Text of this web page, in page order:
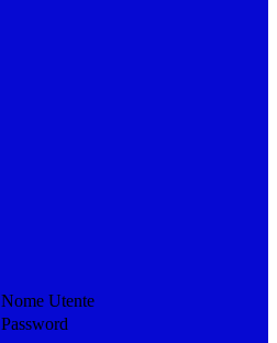
Nome Utente
Password